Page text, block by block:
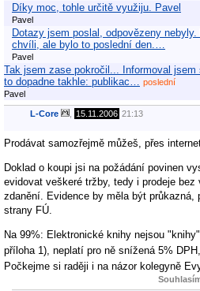
Díky moc, tohle určitě využiju. Pavel
Pavel
Dotazy jsem poslal, odpovězeny
chvíli, ale bylo to poslední den.…
Pavel
Tak jsem zase pokročil... Informoval
to dopadne takhle: publikac…
poslední
Pavel
L-Core 15.11.2006 21:13
Prodávat samozřejmě můžeš, přes
Doklad o koupi jsi na požádání povinen
evidovat veškeré tržby, tedy i prodeje
zdanění. Evidence by měla být průkazná,
strany FÚ.
Na 99%: Elektronické knihy nejsou
příloha 1), neplatí pro ně snížená 5%
Počkejme si raději i na názor kolegyně